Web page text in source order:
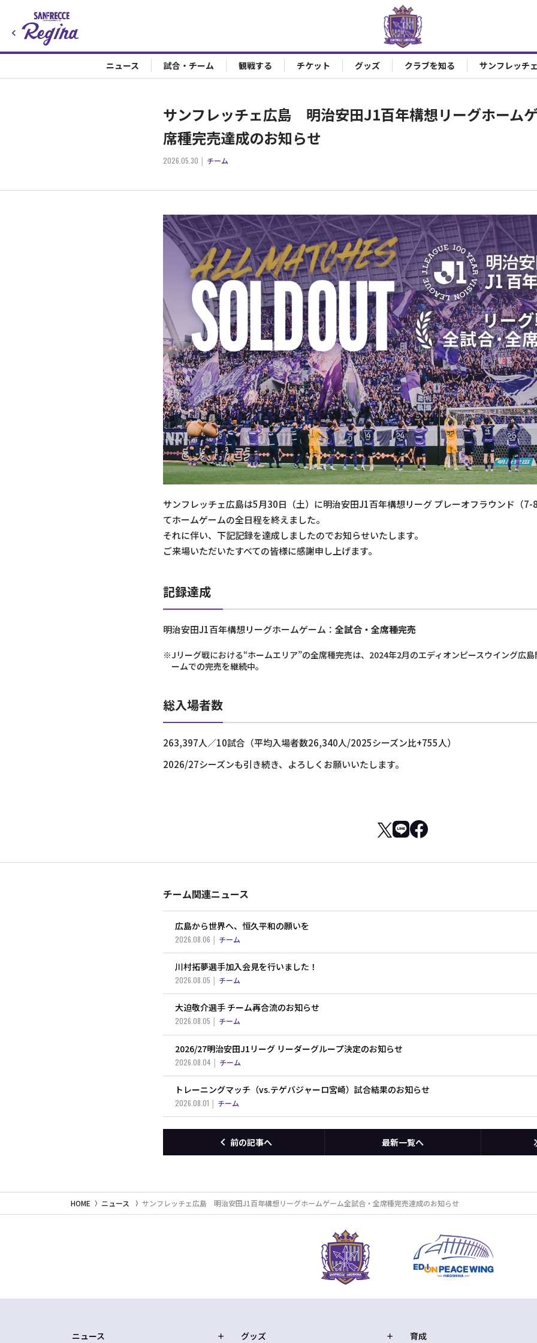
ニュース 試合・チーム 観戦する チケット グッズ クラブを知る サンフレッチ
サンフレッチェ広島 明治安田J1百年構想リーグホーム
席種完売達成のお知らせ
2026.05.30 チーム
サンフレッチェ広島は5月30日（土）に明治安田J1百年構想リーグ プレーオフラウンド（7-
てホームゲームの全日程を終えました。
それに伴い、下記記録を達成しましたのでお知らせいたします。
ご来場いただいたすべての皆様に感謝申し上げます。
記録達成
明治安田J1百年構想リーグホームゲーム： 全試合・全席種完売
※Jリーグ戦における“ホームエリア”の全席種完売は、2024年2月のエディオンピースウイング広
ームでの完売を継続中。
総入場者数
263,397人／10試合（平均入場者数26,340人/2025シーズン比+755人）
2026/27シーズンも引き続き、よろしくお願いいたします。
チーム関連ニュース
広島から世界へ、恒久平和の願いを
2026.08.06 チーム
川村拓夢選手加入会見を行いました！
2026.08.05 チーム
大迫敬介選手 チーム再合流のお知らせ
2026.08.05 チーム
2026/27明治安田J1リーグ リーダーグループ決定のお知らせ
2026.08.04 チーム
トレーニングマッチ（vs.テゲバジャーロ宮崎）試合結果のお知らせ
2026.08.01 チーム
前の記事へ 最新一覧へ
HOME ニュース サンフレッチェ広島 明治安田J1百年構想リーグホームゲーム全試合・全席種完売達成のお知らせ
ニュース グッズ 育成